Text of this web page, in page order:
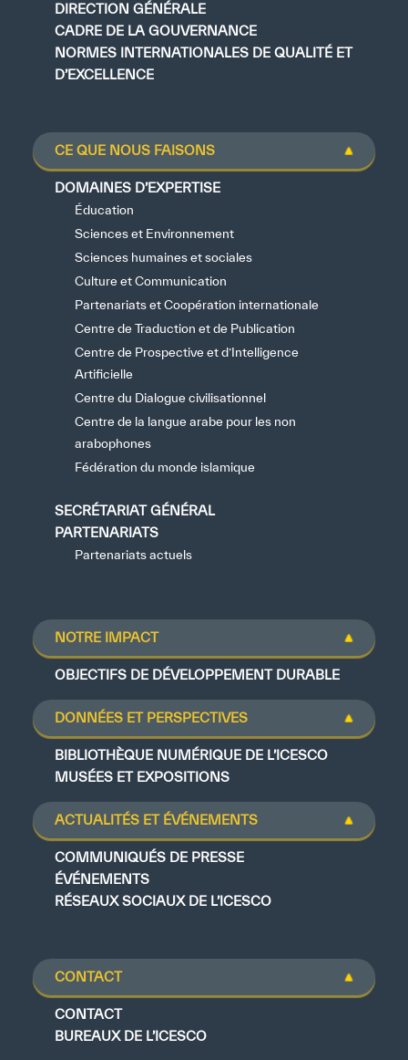
DIRECTION GÉNÉRALE
CADRE DE LA GOUVERNANCE
NORMES INTERNATIONALES DE QUALITÉ ET
D’EXCELLENCE
CE QUE NOUS FAISONS
DOMAINES D’EXPERTISE
Éducation
Sciences et Environnement
Sciences humaines et sociales
Culture et Communication
Partenariats et Coopération internationale
Centre de Traduction et de Publication
Centre de Prospective et d’Intelligence
Artificielle
Centre du Dialogue civilisationnel
Centre de la langue arabe pour les non
arabophones
Fédération du monde islamique
SECRÉTARIAT GÉNÉRAL
PARTENARIATS
Partenariats actuels
NOTRE IMPACT
OBJECTIFS DE DÉVELOPPEMENT DURABLE
DONNÉES ET PERSPECTIVES
BIBLIOTHÈQUE NUMÉRIQUE DE L’ICESCO
MUSÉES ET EXPOSITIONS
ACTUALITÉS ET ÉVÉNEMENTS
COMMUNIQUÉS DE PRESSE
ÉVÉNEMENTS
RÉSEAUX SOCIAUX DE L’ICESCO
CONTACT
CONTACT
BUREAUX DE L’ICESCO